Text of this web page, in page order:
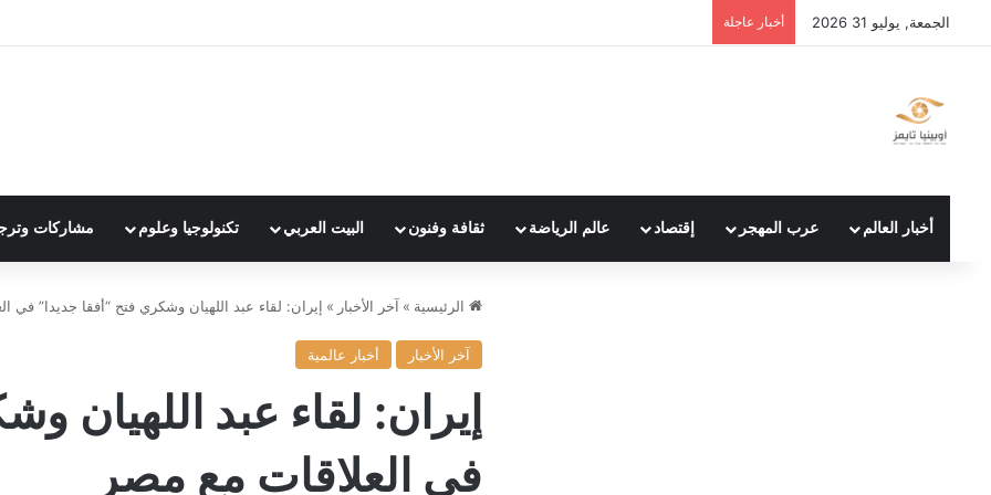
الجمعة, يوليو 31 2026 أخبار عاجلة
أخبار العالم عرب المهجر إقتصاد عالم الرياضة ثقافة وفنون البيت العربي تكنولوجيا وعلوم مشاركات
الرئيسية » آخر الأخبار » إيران: لقاء عبد اللهيان وشكري فتح “أفقا جديدا” في
آخر الأخبار أخبار عالمية
إيران: لقاء عبد اللهيان
في العلاقات مع مصر